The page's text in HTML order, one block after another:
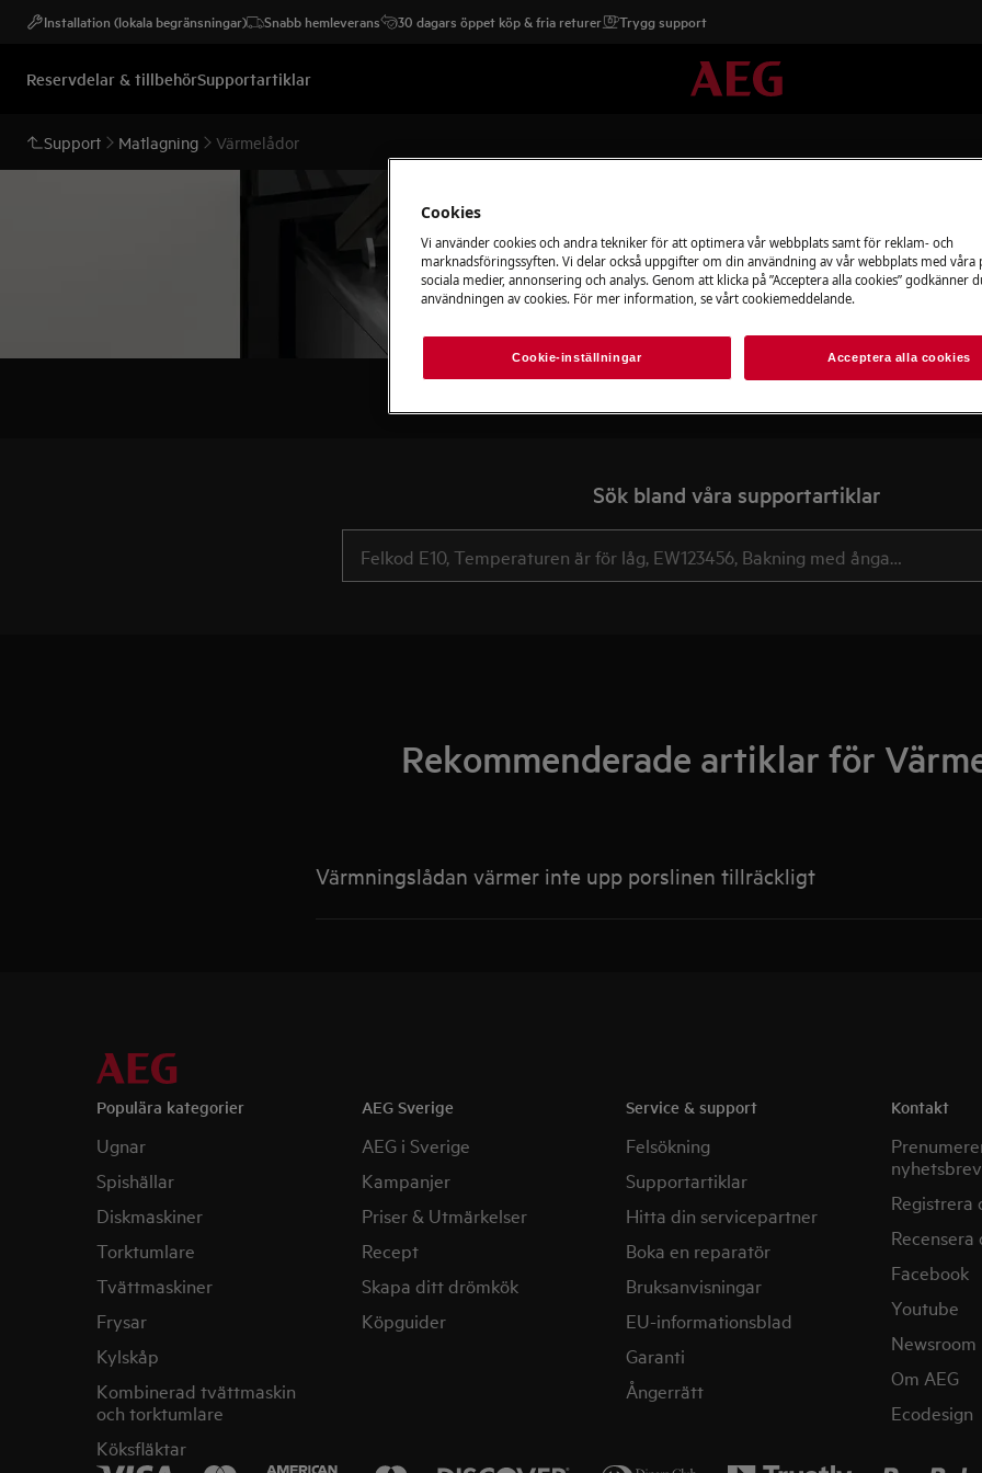
Installation (lokala begränsningar) Snabb hemleverans 30 dagars öppet köp & fria returer Trygg support
Reservdelar & tillbehörSupportartiklar
Support Matlagning Värmelådor
Stöd för Värmelådor
Sök bland våra supportartiklar
Rekommenderade artiklar för
Värmningslådan värmer inte upp porslinen tillräckligt
Populära kategorier
Ugnar
Spishällar
Diskmaskiner
Torktumlare
Tvättmaskiner
Frysar
Kylskåp
Kombinerad tvättmaskin
och torktumlare
Köksfläktar
AEG Sverige
AEG i Sverige
Kampanjer
Priser & Utmärkelser
Recept
Skapa ditt drömkök
Köpguider
Service & support
Felsökning
Supportartiklar
Hitta din servicepartner
Boka en reparatör
Bruksanvisningar
EU-informationsblad
Garanti
Ångerrätt
Kontakt
nyhetsbrev
Registrera
Facebook
Youtube
Newsroom
Om AEG
Ecodesign
Cookies
Vi använder cookies och andra tekniker för att optimera vår webbplats samt för reklam- och
marknadsföringssyften. Vi delar också uppgifter om din användning av vår webbplats med våra
sociala medier, annonsering och analys. Genom att klicka på ”Acceptera alla cookies” godkänner
användningen av cookies. För mer information, se vårt cookiemeddelande.
Cookie-inställningar Acceptera alla cookies